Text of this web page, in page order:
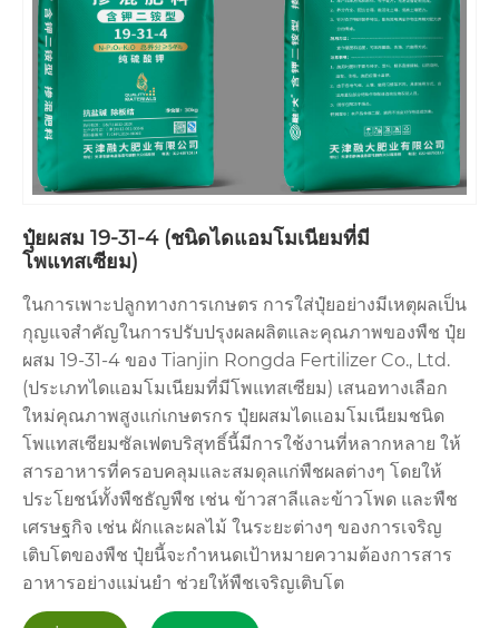
ปุ๋ยผสม 19-31-4 (ชนิดไดแอมโมเนียมที่มี
โพแทสเซียม)
ในการเพาะปลูกทางการเกษตร การใส่ปุ๋ยอย่างมีเหตุผลเป็น
กุญแจสำคัญในการปรับปรุงผลผลิตและคุณภาพของพืช ปุ๋ย
ผสม 19-31-4 ของ Tianjin Rongda Fertilizer Co., Ltd.
(ประเภทไดแอมโมเนียมที่มีโพแทสเซียม) เสนอทางเลือก
ใหม่คุณภาพสูงแก่เกษตรกร ปุ๋ยผสมไดแอมโมเนียมชนิด
โพแทสเซียมซัลเฟตบริสุทธิ์นี้มีการใช้งานที่หลากหลาย ให้
สารอาหารที่ครอบคลุมและสมดุลแก่พืชผลต่างๆ โดยให้
ประโยชน์ทั้งพืชธัญพืช เช่น ข้าวสาลีและข้าวโพด และพืช
เศรษฐกิจ เช่น ผักและผลไม้ ในระยะต่างๆ ของการเจริญ
เติบโตของพืช ปุ๋ยนี้จะกำหนดเป้าหมายความต้องการสาร
อาหารอย่างแม่นยำ ช่วยให้พืชเจริญเติบโต